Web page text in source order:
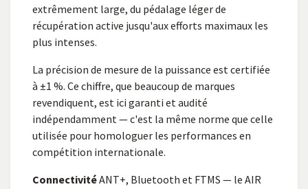
extrêmement large, du pédalage léger de
récupération active jusqu'aux efforts maximaux les
plus intenses.
La précision de mesure de la puissance est certifiée
à ±1 %. Ce chiffre, que beaucoup de marques
revendiquent, est ici garanti et audité
indépendamment — c'est la même norme que celle
utilisée pour homologuer les performances en
compétition internationale.
ConnectivitéANT+, Bluetooth et FTMS — le AIR